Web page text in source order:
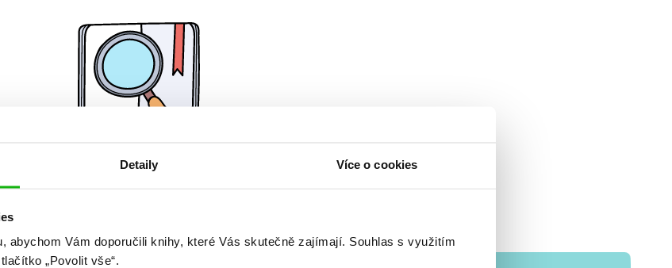
Detaily Více o cookies
abychom Vám doporučili knihy, které Vás skutečně zajímají. Souhlas s využitím
„Povolit vše“.